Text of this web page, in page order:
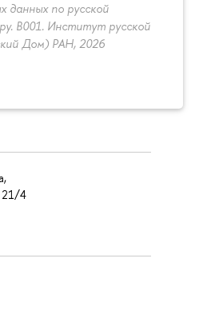
данных по русской
B001. Институт русской
Дом) РАН, 2026
21/4